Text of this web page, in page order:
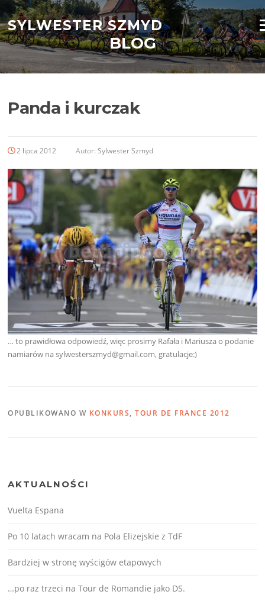
Przejdź
do
treściSYLWESTER SZMYD
BLOG
Panda i kurczak
2 lipca 2012 Autor:Sylwester Szmyd
… to prawidłowa odpowiedź, więc prosimy Rafała i Mariusza o podanie
namiarów na sylwesterszmyd@gmail.com, gratulacje:)
OPUBLIKOWANO W KONKURS,TOUR DE FRANCE 2012
AKTUALNOŚCI
Vuelta Espana
Po 10 latach wracam na Pola Elizejskie z TdF
Bardziej w stronę wyścigów etapowych
…po raz trzeci na Tour de Romandie jako DS.